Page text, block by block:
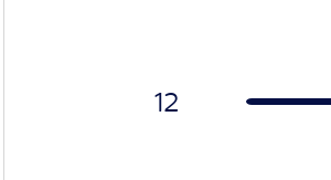
12